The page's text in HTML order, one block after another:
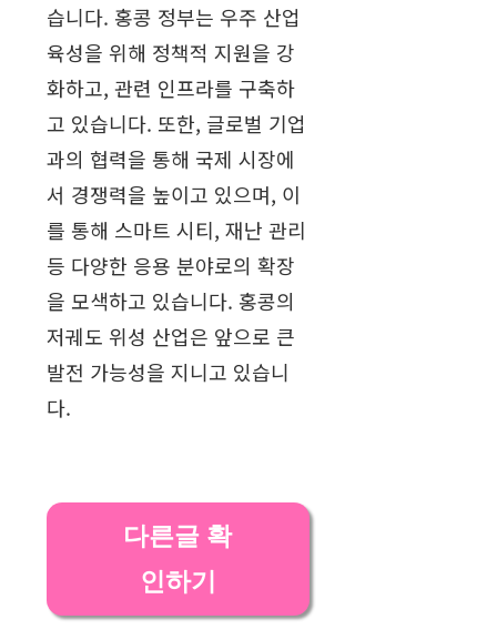
습니다. 홍콩 정부는 우주 산업
육성을 위해 정책적 지원을 강
화하고, 관련 인프라를 구축하
고 있습니다. 또한, 글로벌 기업
과의 협력을 통해 국제 시장에
서 경쟁력을 높이고 있으며, 이
를 통해 스마트 시티, 재난 관리
등 다양한 응용 분야로의 확장
을 모색하고 있습니다. 홍콩의
저궤도 위성 산업은 앞으로 큰
발전 가능성을 지니고 있습니
다.
다른글 확
인하기